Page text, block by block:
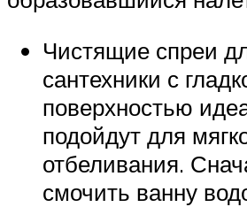
Чистящие спреи
сантехники с
поверхностью
подойдут для
отбеливания.
смочить ванну